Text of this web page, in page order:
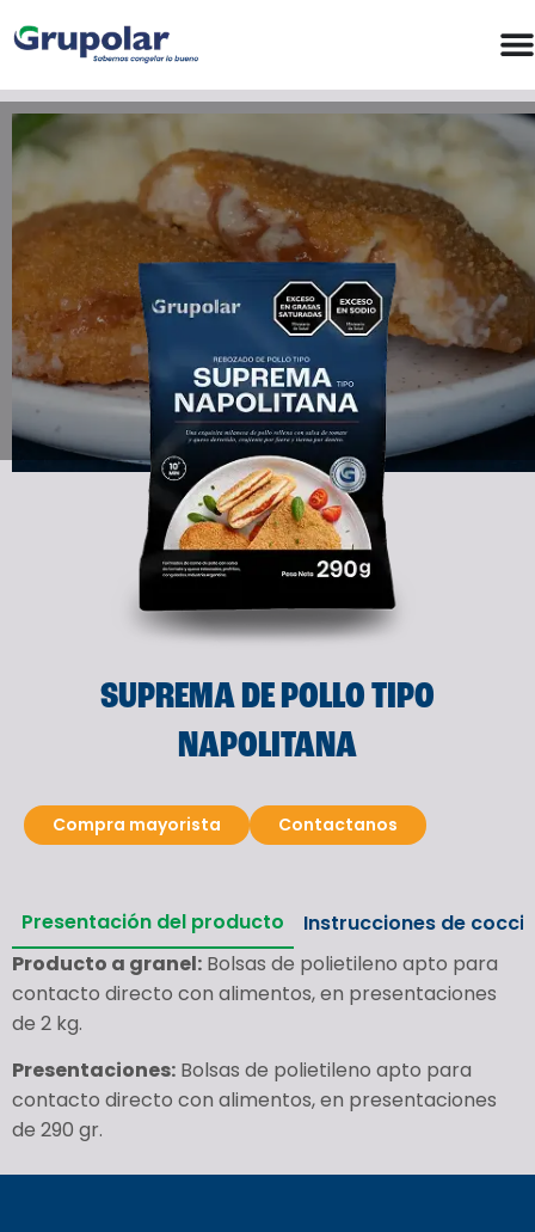
SUPREMA DE POLLO TIPO
NAPOLITANA
Compra mayorista Contactanos
Presentación del producto
Instrucciones de
Producto a granel: Bolsas de polietileno apto para
contacto directo con alimentos, en presentaciones
de 2 kg.
Presentaciones: Bolsas de polietileno apto para
contacto directo con alimentos, en presentaciones
de 290 gr.